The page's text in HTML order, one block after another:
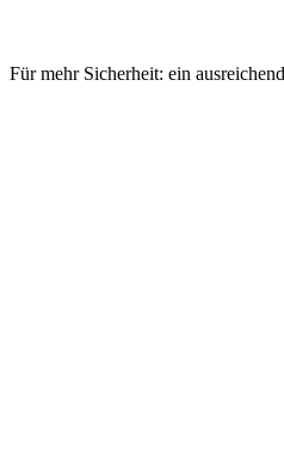
Für mehr Sicherheit: ein